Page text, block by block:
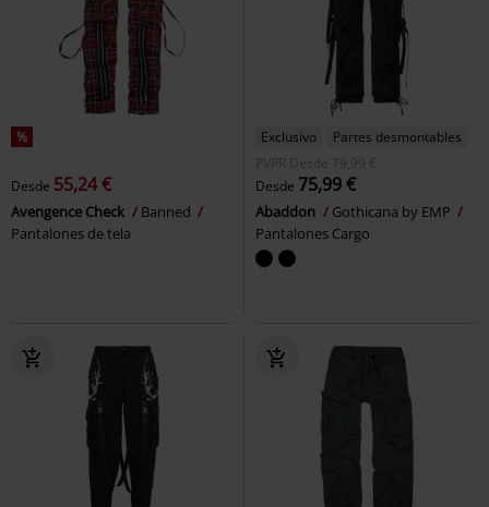
%
Desde 55,24 €
Avengence Check
Banned
Pantalones de tela
Exclusivo
Partes desmontables
PVPR
Desde 79,99 €
Desde 75,99 €
Abaddon
Gothicana by EMP
Pantalones Cargo